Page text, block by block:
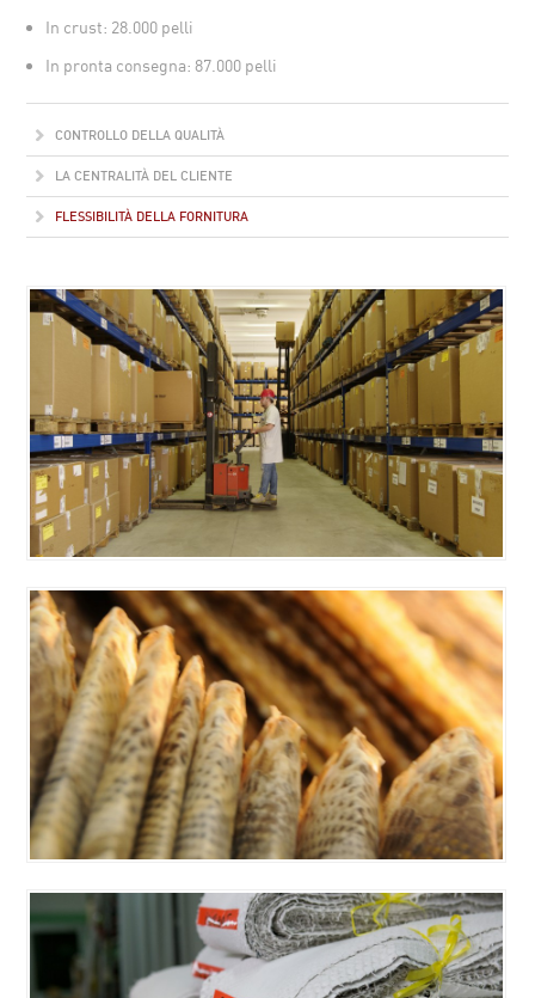
In crust: 28.000 pelli
In pronta consegna: 87.000 pelli
CONTROLLO DELLA QUALITÀ
LA CENTRALITÀ DEL CLIENTE
FLESSIBILITÀ DELLA FORNITURA